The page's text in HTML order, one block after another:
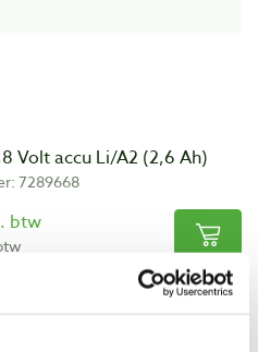
Volt accu Li/A2 (2,6 Ah)
7289668
btw